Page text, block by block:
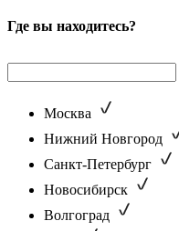
Где вы находитесь?
Москва
Нижний Новгород
Санкт-Петербург
Новосибирск
Волгоград